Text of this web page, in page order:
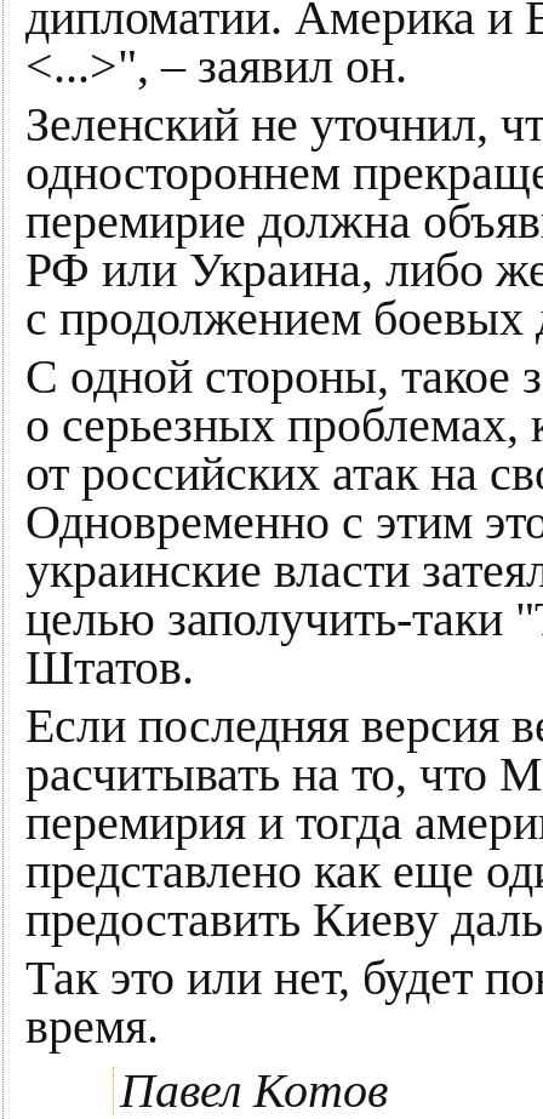
дипломатии. Америка и
<...>", – заявил он.
Зеленский не уточнил,
одностороннем
перемирие должна
РФ или Украина, либо
с продолжением боевых
С одной стороны, такое
о серьезных
от российских атак на
Одновременно с этим
украинские власти
целью заполучить-таки
Штатов.
Если последняя версия
расчитывать на то, что
перемирия и тогда
представлено как еще
предоставить Киеву
Так это или нет, будет
время.
Павел Котов